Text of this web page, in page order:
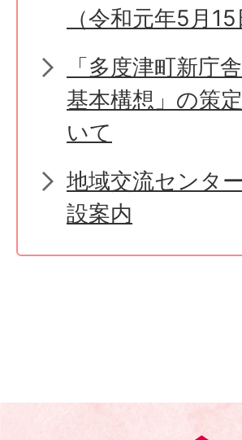
（令和元年5月15
「多度津町新庁
基本構想」の策
いて
地域交流センタ
設案内